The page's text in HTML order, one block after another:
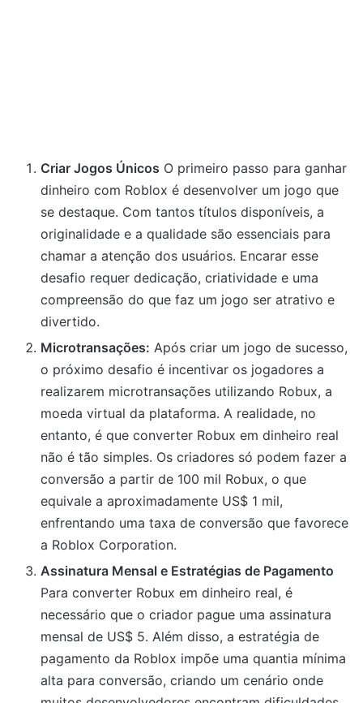
Criar Jogos Únicos O primeiro passo para ganhar
dinheiro com Roblox é desenvolver um jogo que
se destaque. Com tantos títulos disponíveis, a
originalidade e a qualidade são essenciais para
chamar a atenção dos usuários. Encarar esse
desafio requer dedicação, criatividade e uma
compreensão do que faz um jogo ser atrativo e
divertido.
Microtransações: Após criar um jogo de sucesso,
o próximo desafio é incentivar os jogadores a
realizarem microtransações utilizando Robux, a
moeda virtual da plataforma. A realidade, no
entanto, é que converter Robux em dinheiro real
não é tão simples. Os criadores só podem fazer a
conversão a partir de 100 mil Robux, o que
equivale a aproximadamente US$ 1 mil,
enfrentando uma taxa de conversão que favorece
a Roblox Corporation.
Assinatura Mensal e Estratégias de Pagamento
Para converter Robux em dinheiro real, é
necessário que o criador pague uma assinatura
mensal de US$ 5. Além disso, a estratégia de
pagamento da Roblox impõe uma quantia mínima
alta para conversão, criando um cenário onde